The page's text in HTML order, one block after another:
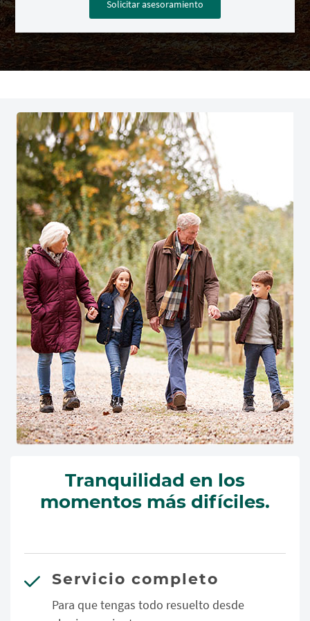
Solicitar asesoramiento
Tranquilidad en los
momentos más difíciles.
Servicio completo
Para que tengas todo resuelto desde